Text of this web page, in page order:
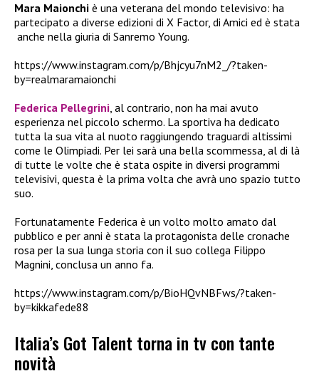
Mara Maionchi è una veterana del mondo televisivo: ha
partecipato a diverse edizioni di X Factor, di Amici ed è stata
anche nella giuria di Sanremo Young.
https://www.instagram.com/p/Bhjcyu7nM2_/?taken-
by=realmaramaionchi
Federica Pellegrini, al contrario, non ha mai avuto
esperienza nel piccolo schermo. La sportiva ha dedicato
tutta la sua vita al nuoto raggiungendo traguardi altissimi
come le Olimpiadi. Per lei sarà una bella scommessa, al di là
di tutte le volte che è stata ospite in diversi programmi
televisivi, questa è la prima volta che avrà uno spazio tutto
suo.
Fortunatamente Federica è un volto molto amato dal
pubblico e per anni è stata la protagonista delle cronache
rosa per la sua lunga storia con il suo collega Filippo
Magnini, conclusa un anno fa.
https://www.instagram.com/p/BioHQvNBFws/?taken-
by=kikkafede88
Italia’s Got Talent torna in tv con tante
novità